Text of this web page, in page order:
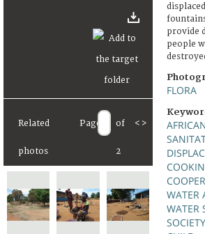
Related
photos
Page of
2
< >
provide
people
FLORA
WATER
WATER